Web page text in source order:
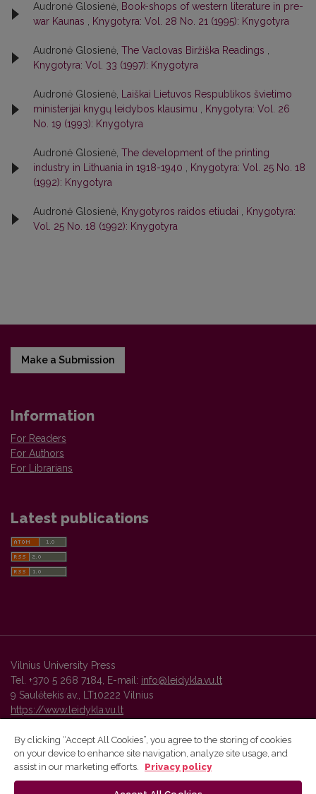
Audronė Glosienė, Book-shops of western literature in pre-
war Kaunas , Knygotyra: Vol. 28 No. 21 (1995): Knygotyra
Audronė Glosienė, The Vaclovas Biržiška Readings ,
Knygotyra: Vol. 33 (1997): Knygotyra
Audronė Glosienė, Laiškai Lietuvos Respublikos švietimo
ministerijai knygų leidybos klausimu , Knygotyra: Vol. 26
No. 19 (1993): Knygotyra
Audronė Glosienė, The development of the printing
industry in Lithuania in 1918-1940 , Knygotyra: Vol. 25 No. 18
(1992): Knygotyra
Audronė Glosienė, Knygotyros raidos etiudai , Knygotyra:
Vol. 25 No. 18 (1992): Knygotyra
Make a Submission
Information
For Readers
For Authors
For Librarians
Latest publications
Vilnius University Press
Tel. +370 5 268 7184, E-mail: info@leidykla.vu.lt
9 Saulėtekis av., LT10222 Vilnius
https://www.leidykla.vu.lt
Vilnius University Press platform and metadata are distributed by
By clicking “Accept All Cookies”, you agree to the storing of cookies
on your device to enhance site navigation, analyze site usage, and
assist in our marketing efforts.
Privacy policy